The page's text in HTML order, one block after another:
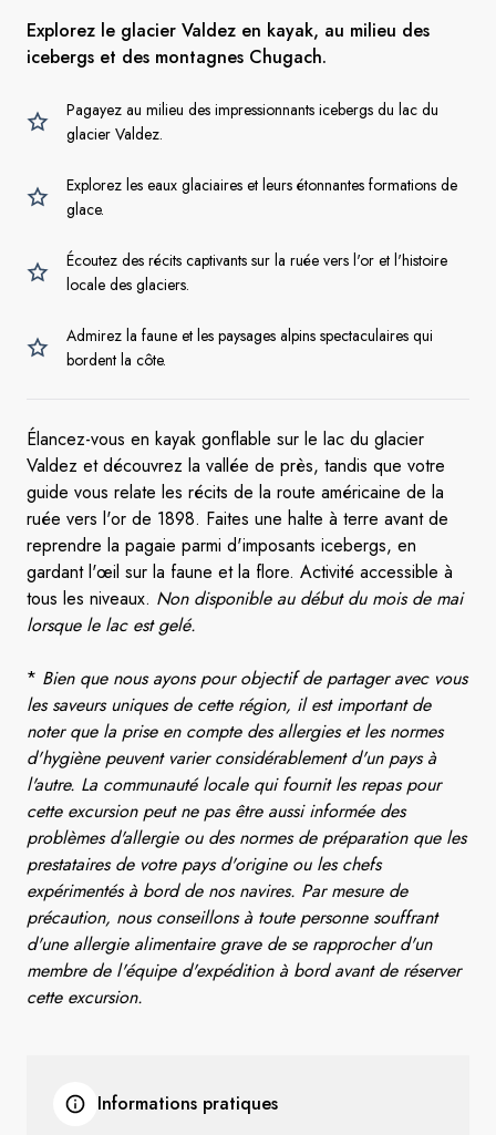
Explorez le glacier Valdez en kayak, au milieu des
icebergs et des montagnes Chugach.
Pagayez au milieu des impressionnants icebergs du lac du
glacier Valdez.
Explorez les eaux glaciaires et leurs étonnantes formations de
glace.
Écoutez des récits captivants sur la ruée vers l'or et l'histoire
locale des glaciers.
Admirez la faune et les paysages alpins spectaculaires qui
bordent la côte.
Élancez-vous en kayak gonflable sur le lac du glacier
Valdez et découvrez la vallée de près, tandis que votre
guide vous relate les récits de la route américaine de la
ruée vers l'or de 1898. Faites une halte à terre avant de
reprendre la pagaie parmi d'imposants icebergs, en
gardant l'œil sur la faune et la flore. Activité accessible à
tous les niveaux. Non disponible au début du mois de mai
lorsque le lac est gelé.
* Bien que nous ayons pour objectif de partager avec vous
les saveurs uniques de cette région, il est important de
noter que la prise en compte des allergies et les normes
d'hygiène peuvent varier considérablement d'un pays à
l'autre. La communauté locale qui fournit les repas pour
cette excursion peut ne pas être aussi informée des
problèmes d'allergie ou des normes de préparation que les
prestataires de votre pays d'origine ou les chefs
expérimentés à bord de nos navires. Par mesure de
précaution, nous conseillons à toute personne souffrant
d'une allergie alimentaire grave de se rapprocher d'un
membre de l'équipe d'expédition à bord avant de réserver
cette excursion.
Informations pratiques